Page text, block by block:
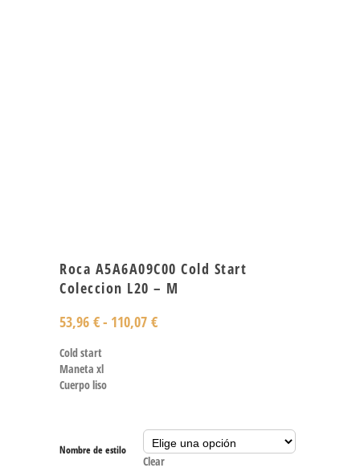
Roca A5A6A09C00 Cold Start
Coleccion L20 – M
53,96 €- 110,07 €
Cold start
Maneta xl
Cuerpo liso
Nombre de estilo
Clear